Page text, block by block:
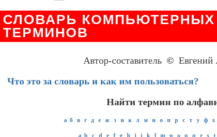
СЛОВАРЬ КОМПЬЮТЕРНЫХ
ТЕРМИНОВ
Автор-составитель © Евгений
Что это за словарь и как им пользоваться?
Найти термин по
а б в г д е ж з и к л м н о п р с т у ф х
a b c d e f g h i j k l m n o p q r s t